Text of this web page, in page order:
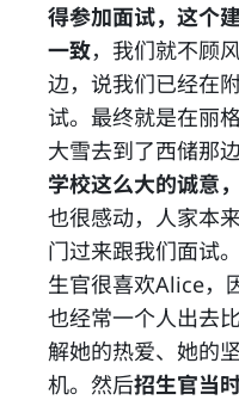
得参加面试，这个
一致，我们就不顾
边，说我们已经在
试。最终就是在丽
大雪去到了西储那边
学校这么大的诚意
也很感动，人家本
门过来跟我们面试
生官很喜欢Alice，
也经常一个人出去
解她的热爱、她的
机。然后招生官当